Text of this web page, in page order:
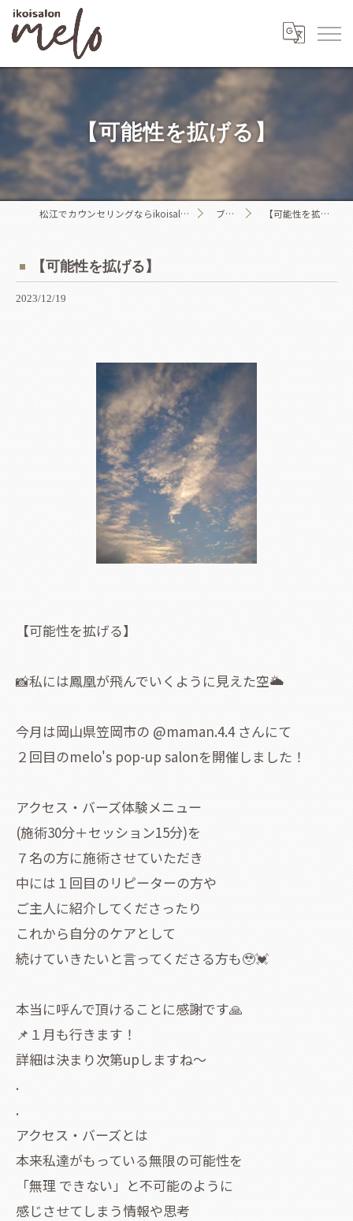
【可能性を拡げる】
松江でカウンセリングならikoisalon melo ブログ 【可能性を拡げる】
【可能性を拡げる】
2023/12/19
【可能性を拡げる】
📸私には鳳凰が飛んでいくように見えた空🌥
今月は岡山県笠岡市の @maman.4.4 さんにて
２回目のmelo's pop-up salonを開催しました！
アクセス・バーズ体験メニュー
(施術30分＋セッション15分)を
７名の方に施術させていただき
中には１回目のリピーターの方や
ご主人に紹介してくださったり
これから自分のケアとして
続けていきたいと言ってくださる方も🥹💓
本当に呼んで頂けることに感謝です🙏
📌１月も行きます！
詳細は決まり次第upしますね〜
.
.
アクセス・バーズとは
本来私達がもっている無限の可能性を
「無理 できない」と不可能のように
感じさせてしまう情報や思考